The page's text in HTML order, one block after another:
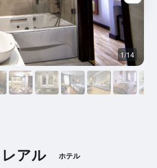
アル ホテル
1/14